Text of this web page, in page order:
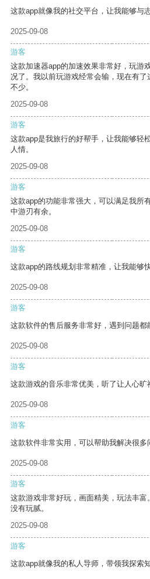
这款app就像我的社交平台，让我能够与
2025-09-08
游客
这款加速器app的加速效果非常好，玩游
况了。我以前玩游戏经常会输，现在有了
不少。
2025-09-08
游客
这款app是我旅行的好帮手，让我能够轻
人情。
2025-09-08
游客
这款app的功能非常强大，可以满足我所
中游刃有余。
2025-09-08
游客
这款app的路线规划非常精准，让我能够
2025-09-08
游客
这款软件的售后服务非常好，遇到问题都
2025-09-08
游客
这款游戏的音乐非常优美，听了让人心旷
2025-09-08
游客
这款软件非常实用，可以帮助我解决很多
2025-09-08
游客
这款游戏非常好玩，画面精美，玩法丰
没有玩腻。
2025-09-08
游客
这款app就像我的私人导师，带领我探索